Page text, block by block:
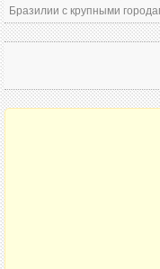
Бразилии с крупными